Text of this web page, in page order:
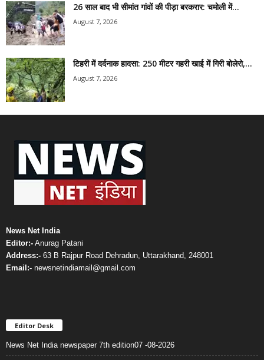
26 साल बाद भी सीमांत गांवों की पीड़ा बरकरार: चमोली में...
August 7, 2026
टिहरी में दर्दनाक हादसा: 250 मीटर गहरी खाई में गिरी बोलेरो,...
August 7, 2026
News Net India
Editor:- Anurag Patani
Address:- 63 B Rajpur Road Dehradun, Uttarakhand, 248001
Email:- newsnetindiamail@gmail.com
Editor Desk
News Net India newspaper 7th edition07 -08-2026